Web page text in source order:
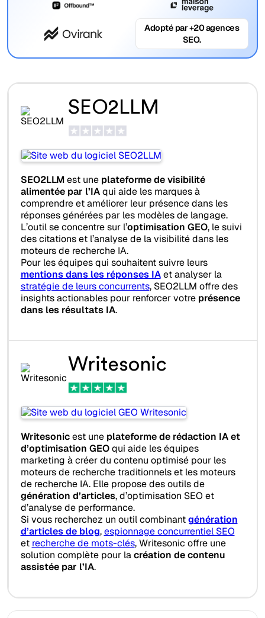
Adopté par +20 agences
SEO.
SEO2LLM
SEO2LLMest une plateforme de visibilité
alimentée par l’IAqui aide les marques à
comprendre et améliorer leur présence dans les
réponses générées par les modèles de langage.
L’outil se concentre sur l’optimisation GEO, le suivi
des citations et l’analyse de la visibilité dans les
moteurs de recherche IA.
Pour les équipes qui souhaitent suivre leurs
mentions dans les réponses IAet analyser la
stratégie de leurs concurrents, SEO2LLM offre des
insights actionables pour renforcer votre présence
dans les résultats IA.
Writesonic
Writesonicest une plateforme de rédaction IA et
d’optimisation GEOqui aide les équipes
marketing à créer du contenu optimisé pour les
moteurs de recherche traditionnels et les moteurs
de recherche IA. Elle propose des outils de
génération d’articles, d’optimisation SEO et
d’analyse de performance.
Si vous recherchez un outil combinantgénération
d’articles de blog,espionnage concurrentiel SEO
et recherche de mots-clés, Writesonic offre une
solution complète pour lacréation de contenu
assistée par l’IA.